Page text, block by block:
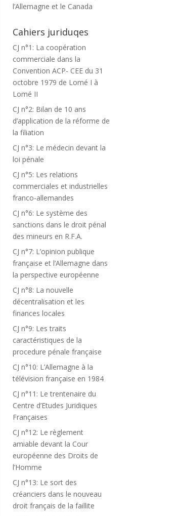
l’Allemagne et le Canada
Cahiers juriduqes
CJ n°1: La coopération
commerciale dans la
Convention ACP- CEE du 31
octobre 1979 de Lomé I à
Lomé II
CJ n°2: Bilan de 10 ans
d’application de la réforme de
la filiation
CJ n°3: Le médecin devant la
loi pénale
CJ n°5: Les relations
commerciales et industrielles
franco-allemandes
CJ n°6: Le système des
sanctions dans le droit pénal
des mineurs en R.F.A.
CJ n°7: L’opinion publique
française et l’Allemagne dans
la perspective européenne
CJ n°8: La nouvelle
décentralisation et les
finances locales
CJ n°9: Les traits
caractéristiques de la
procedure pénale française
CJ n°10: L’Allemagne à la
télévision française en 1984
CJ n°11: Le trentenaire du
Centre d’Etudes Juridiques
Françaises
CJ n°12: Le règlement
amiable devant la Cour
européenne des Droits de
l’Homme
CJ n°13: Le sort des
créanciers dans le nouveau
droit français de la faillite